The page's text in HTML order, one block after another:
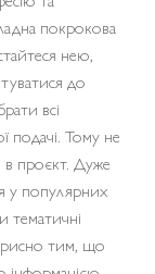
покрокова
нею,
до
всі
подачі. Тому не
проєкт. Дуже
у популярних
тематичні
тим, що